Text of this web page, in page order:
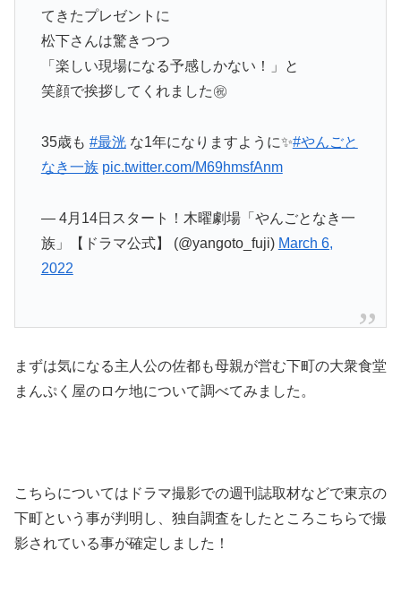
てきたプレゼントに
松下さんは驚きつつ
「楽しい現場になる予感しかない！」と
笑顔で挨拶してくれました㊗️
35歳も #最洸な1年になりますように✨#やんごと
なき一族 pic.twitter.com/M69hmsfAnm
— 4月14日スタート！木曜劇場「やんごとなき一
族」【ドラマ公式】 (@yangoto_fuji) March 6,
2022
まずは気になる主人公の佐都も母親が営む下町の大衆食堂
まんぷく屋のロケ地について調べてみました。
こちらについてはドラマ撮影での週刊誌取材などで東京の
下町という事が判明し、独自調査をしたところこちらで撮
影されている事が確定しました！